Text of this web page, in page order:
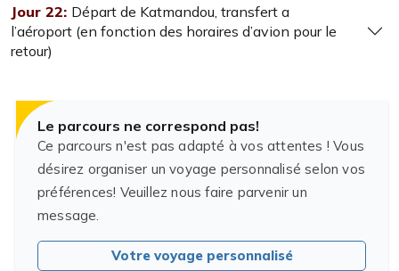
Jour 22: Départ de Katmandou, transfert a
l’aéroport (en fonction des horaires d’avion pour le
retour)
Le parcours ne correspond pas!
Ce parcours n'est pas adapté à vos attentes ! Vous
désirez organiser un voyage personnalisé selon vos
préférences! Veuillez nous faire parvenir un
message.
Votre voyage personnalisé